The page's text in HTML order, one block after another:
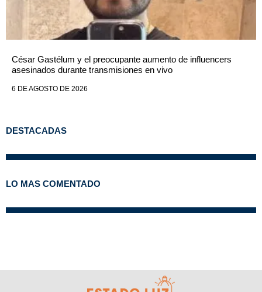
César Gastélum y el preocupante aumento de influencers
asesinados durante transmisiones en vivo
6 DE AGOSTO DE 2026
DESTACADAS
LO MAS COMENTADO